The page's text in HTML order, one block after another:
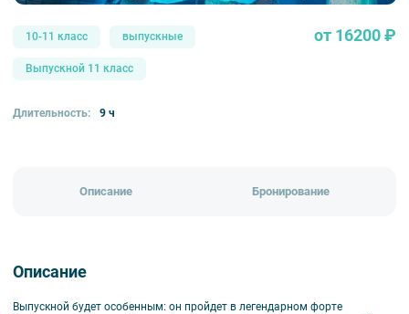
10-11 класс выпускные
Выпускной 11 класс
от 16200 ₽
Длительность: 9 ч
Описание Бронирование
Описание
Выпускной будет особенным: он пройдет в легендарном форте